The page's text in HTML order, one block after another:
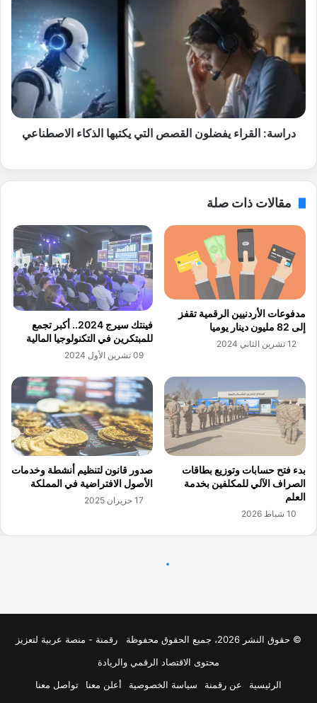
© حقوق النشر 2026، جميع الحقوق محفوظة
رقمنة - منصة عربية لتعزيز
محتوى الاقتصاد الرقمي والريادة
الرئيسية
عن رقمنة سياسة الخصوصية أعلن معنا تواصل معنا